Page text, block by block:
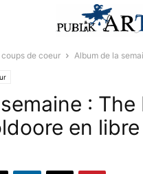
de coeur Album de la
:
en